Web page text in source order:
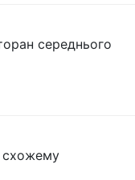
середнього